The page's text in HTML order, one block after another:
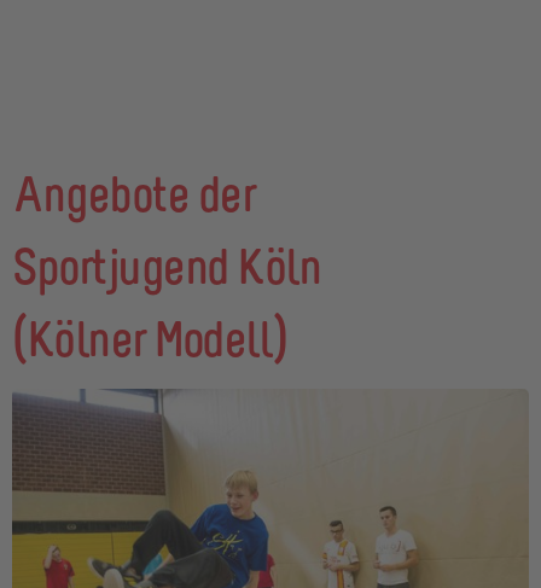
Angebote der
Sportjugend Köln
(Kölner Modell)